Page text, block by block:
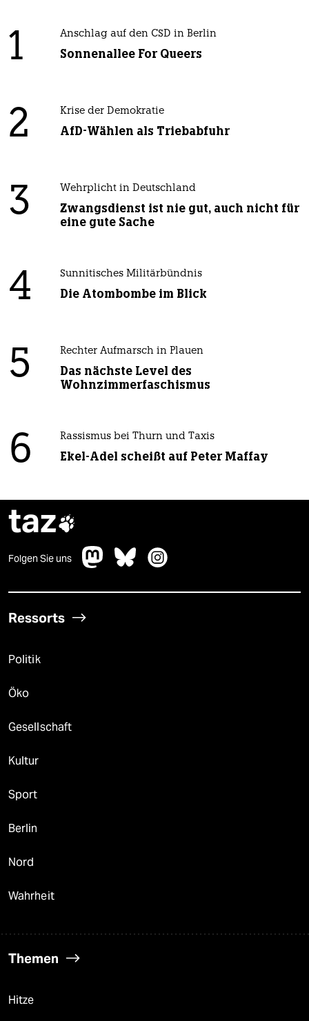
1 Anschlag auf den CSD in Berlin
Sonnenallee For Queers
2 Krise der Demokratie
AfD-Wählen als Triebabfuhr
3 Wehrplicht in Deutschland
Zwangsdienst ist nie gut, auch nicht für
eine gute Sache
4 Sunnitisches Militärbündnis
Die Atombombe im Blick
5 Rechter Aufmarsch in Plauen
Das nächste Level des
Wohnzimmerfaschismus
6 Rassismus bei Thurn und Taxis
Ekel-Adel scheißt auf Peter Maffay
taz
Folgen Sie uns
Ressorts
Politik
Öko
Gesellschaft
Kultur
Sport
Berlin
Nord
Wahrheit
Themen
Hitze